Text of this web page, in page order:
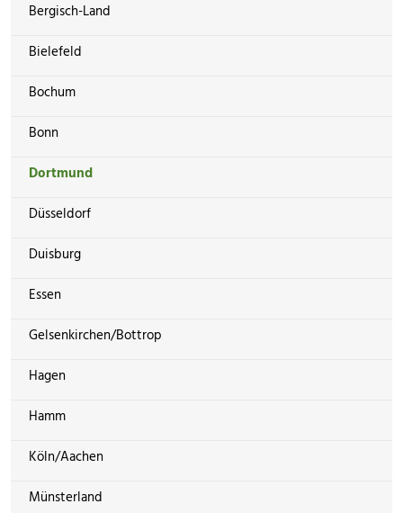
Bergisch-Land
Bielefeld
Bochum
Bonn
Dortmund
Düsseldorf
Duisburg
Essen
Gelsenkirchen/Bottrop
Hagen
Hamm
Köln/Aachen
Münsterland